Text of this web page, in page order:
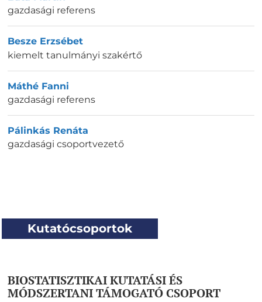
gazdasági referens
Besze Erzsébet
kiemelt tanulmányi szakértő
Máthé Fanni
gazdasági referens
Pálinkás Renáta
gazdasági csoportvezető
Kutatócsoportok
BIOSTATISZTIKAI KUTATÁSI ÉS
MÓDSZERTANI TÁMOGATÓ CSOPORT